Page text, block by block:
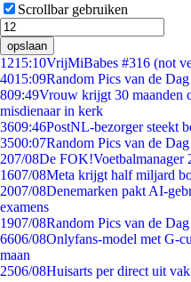
Scrollbar gebruiken
opslaan
1215:10VrijMiBabes #316 (not
4015:09Random Pics van de
809:49Vrouw krijgt 30 maanden
misdienaar in kerk
3609:46PostNL-bezorger steekt
3500:07Random Pics van de
207/08De FOK!Voetbalmanager
1607/08Meta krijgt half miljard
2007/08Denemarken pakt AI-
examens
1907/08Random Pics van de
6606/08Onlyfans-model met G-
maan
2506/08Huisarts per direct uit